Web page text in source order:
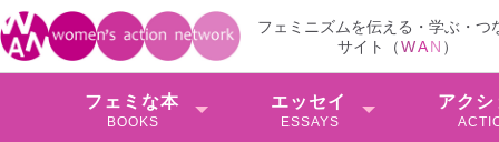
フェミニズムを伝える・学ぶ・つ
サイト（WAN ）
フェミな本
BOOKS
エッセイ
ESSAYS
アクシ